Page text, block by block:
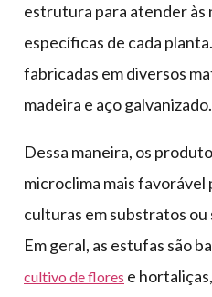
estrutura para atender às
específicas de cada
fabricadas em diversos
madeira e aço galvanizado.
Dessa maneira, os
microclima mais favorável
culturas em substratos
Em geral, as estufas são
cultivo de flores e